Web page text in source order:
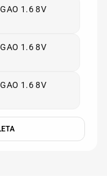
1.6 8V
1.6 8V
1.6 8V